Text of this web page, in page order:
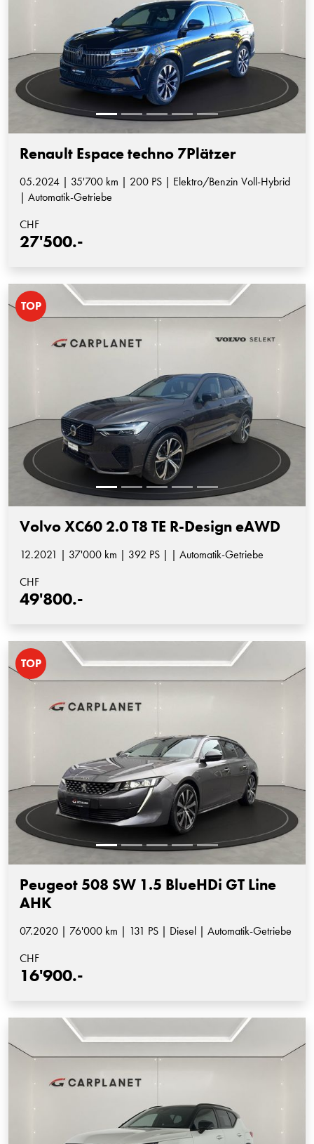
Renault Espace techno 7Plätzer
05.2024 | 35'700 km | 200 PS | Elektro/Benzin Voll-Hybrid
| Automatik-Getriebe
CHF
27'500.-
TOP
Volvo XC60 2.0 T8 TE R-Design eAWD
12.2021 | 37'000 km | 392 PS | | Automatik-Getriebe
CHF
49'800.-
TOP
Peugeot 508 SW 1.5 BlueHDi GT Line
AHK
07.2020 | 76'000 km | 131 PS | Diesel | Automatik-Getriebe
CHF
16'900.-